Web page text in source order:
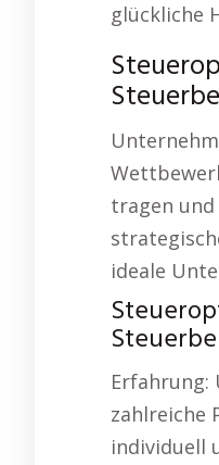
glückliche
tragen
ideale
Erfahrung:
zahlreiche
individuell